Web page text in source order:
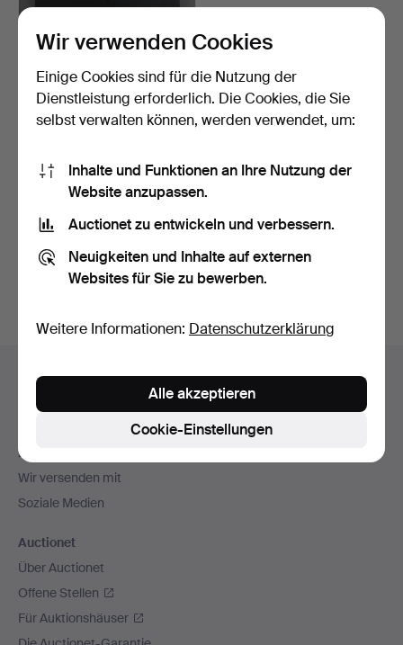
ILVA, DEKORATIVE BILDER,
2 ST. Leinwand, M…
2 Tage
Suche speichern
Archiv
suchen.
Navigation
Hilfe und Kontakt
Kontakt mit dem Support aufnehmen
Zahlungsweisen
Wir versenden mit
Soziale Medien
Auctionet
Über Auctionet
Offene Stellen
Für Auktionshäuser
Wir verwenden Cookies
Einige Cookies sind für die Nutzung der
Dienstleistung erforderlich. Die Cookies, die Sie
selbst verwalten können, werden verwendet, um:
Inhalte und Funktionen an Ihre Nutzung der
Website anzupassen.
Auctionet zu entwickeln und verbessern.
Neuigkeiten und Inhalte auf externen
Websites für Sie zu bewerben.
Weitere Informationen: Datenschutzerklärung
Cookie-Einstellungen
Alle akzeptieren